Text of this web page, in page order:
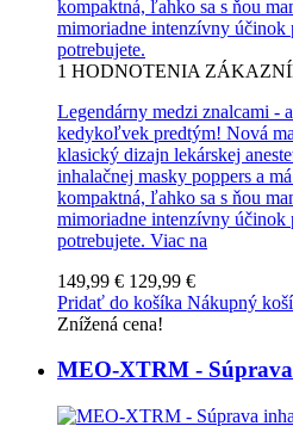
kompaktná, ľahko sa s ňou
mimoriadne intenzívny účinok
potrebujete.
1 HODNOTENIA
Legendárny medzi znalcami -
kedykoľvek predtým! Nová
klasický dizajn lekárskej
inhalačnej masky poppers a
kompaktná, ľahko sa s ňou
mimoriadne intenzívny účinok
potrebujete. Viac na
149,99 € 129,99 €
Pridať do košíka Nákupný
Znížená cena!
MEO-XTRM -